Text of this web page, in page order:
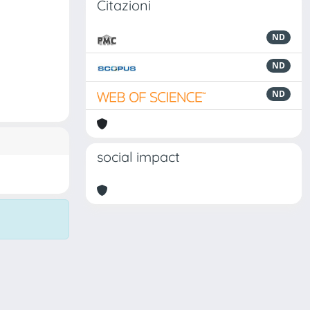
Citazioni
ND
ND
ND
social impact